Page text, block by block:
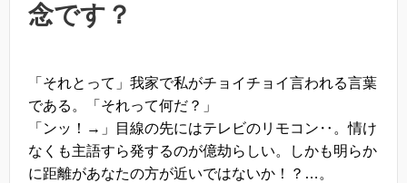
念です？
「それとって」我家で私がチョイチョイ言われる言葉
である。「それって何だ？」
「ンッ！→」目線の先にはテレビのリモコン‥。情け
なくも主語すら発するのが億劫らしい。しかも明らか
に距離があなたの方が近いではないか！？…。